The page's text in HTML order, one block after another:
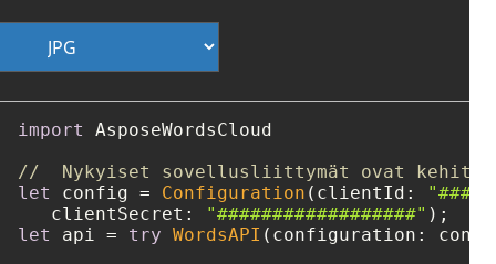
import
AsposeWordsCloud
//  Nykyiset sovellusliittymät ovat
let
config = Configuration (clientId:
   clientSecret:
"##################"
let
api = try WordsAPI (configuration: